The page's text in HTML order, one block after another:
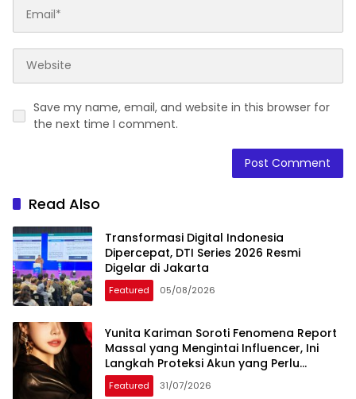
Save my name, email, and website in this browser for
the next time I comment.
Read Also
Transformasi Digital Indonesia
Dipercepat, DTI Series 2026 Resmi
Digelar di Jakarta
Featured 05/08/2026
Yunita Kariman Soroti Fenomena Report
Massal yang Mengintai Influencer, Ini
Langkah Proteksi Akun yang Perlu
Diketahui
Featured 31/07/2026